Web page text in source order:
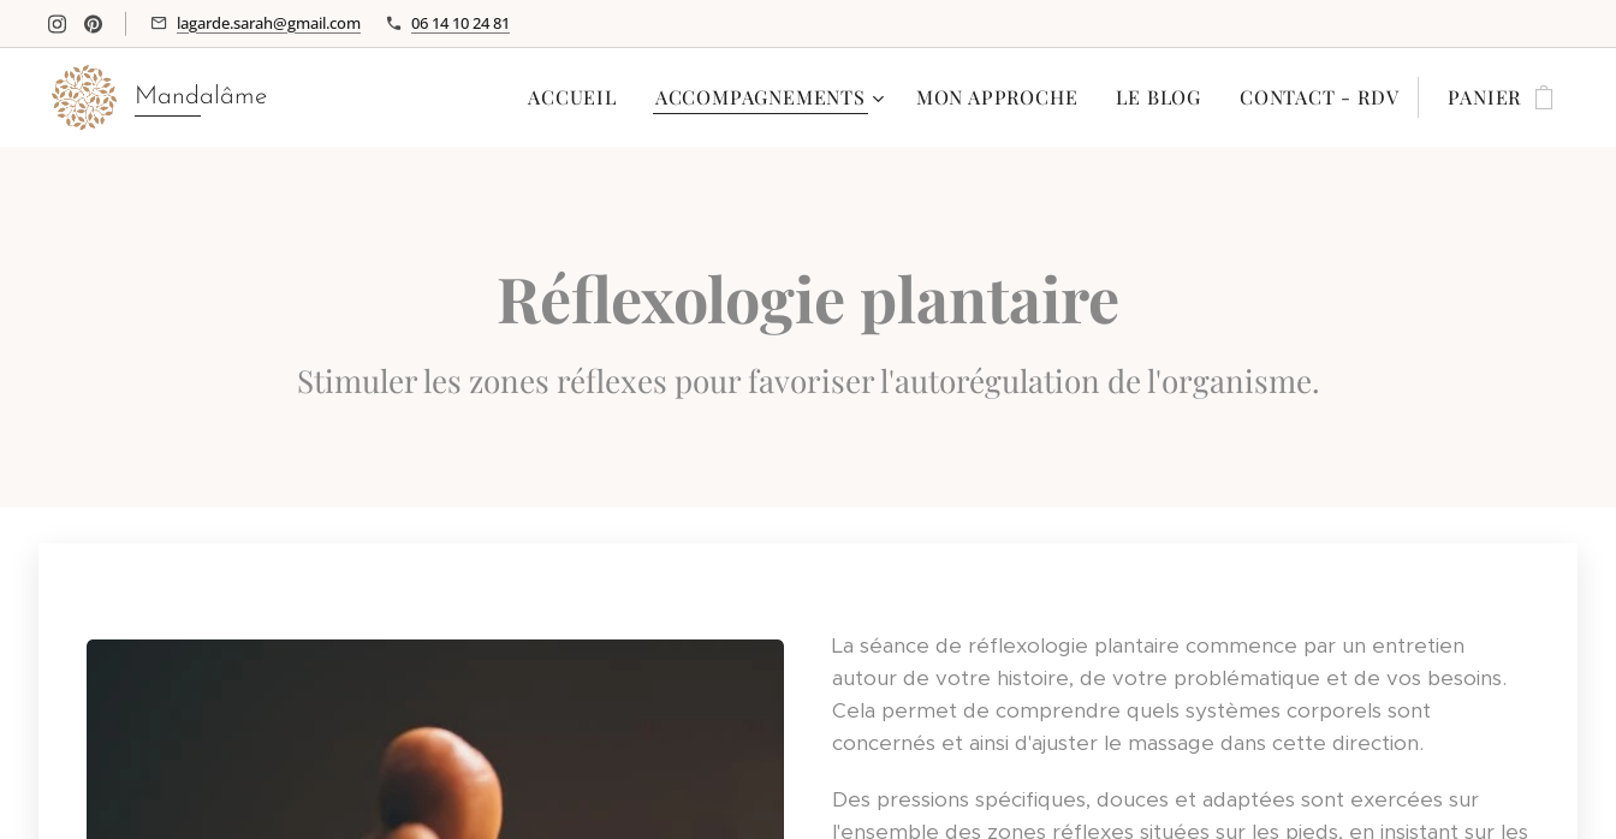
lagarde.sarah@gmail.com 06 14 10 24 81
Mandalâme ACCUEIL ACCOMPAGNEMENTS MON APPROCHE LE BLOG CONTACT - RDV PANIER
Réflexologie plantaire
Stimuler les zones réflexes pour favoriser l'autorégulation de l'organisme.
La séance de réflexologie plantaire commence par un entretien
autour de votre histoire, de votre problématique et de vos besoins.
Cela permet de comprendre quels systèmes corporels sont
concernés et ainsi d'ajuster le massage dans cette direction.
Des pressions spécifiques, douces et adaptées sont exercées sur
l'ensemble des zones réflexes situées sur les pieds, en insistant sur les